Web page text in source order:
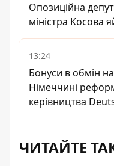
Опозиційна
міністра Косова
13:24
Бонуси в обмін
Німеччині
керівництва
ЧИТАЙТЕ